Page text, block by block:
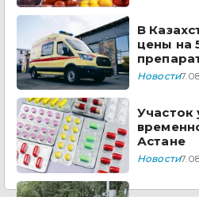
В
цены на
Новости
Участок
Астане
Новости